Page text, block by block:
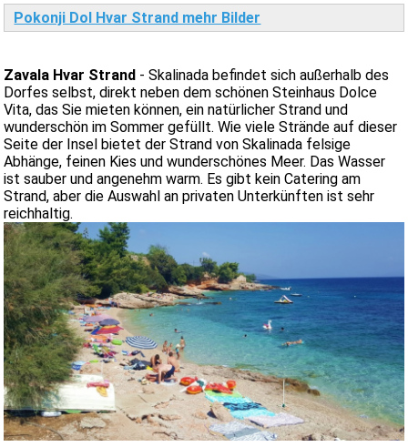
Pokonji Dol Hvar Strand mehr Bilder
Zavala Hvar Strand - Skalinada befindet sich außerhalb des
Dorfes selbst, direkt neben dem schönen Steinhaus Dolce
Vita, das Sie mieten können, ein natürlicher Strand und
wunderschön im Sommer gefüllt. Wie viele Strände auf dieser
Seite der Insel bietet der Strand von Skalinada felsige
Abhänge, feinen Kies und wunderschönes Meer. Das Wasser
ist sauber und angenehm warm. Es gibt kein Catering am
Strand, aber die Auswahl an privaten Unterkünften ist sehr
reichhaltig.